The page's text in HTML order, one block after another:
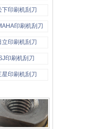
下印刷机刮刀
印刷机刮刀
立印刷机刮刀
印刷机刮刀
星印刷机刮刀